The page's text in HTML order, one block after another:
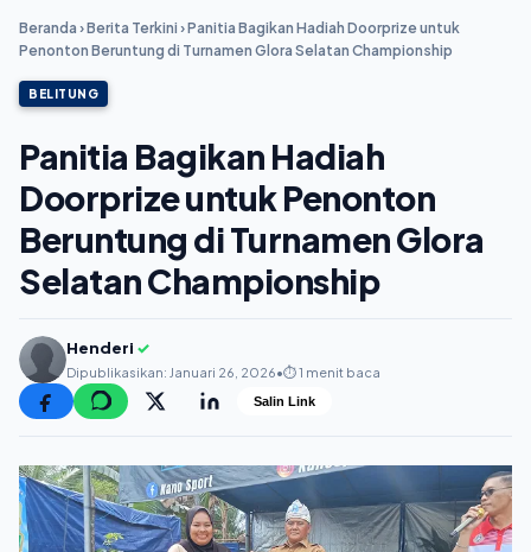
Beranda ›Berita Terkini ›Panitia Bagikan Hadiah Doorprize untuk
Penonton Beruntung di Turnamen Glora Selatan Championship
BELITUNG
Panitia Bagikan Hadiah
Doorprize untuk Penonton
Beruntung di Turnamen Glora
Selatan Championship
Henderi ✓
Dipublikasikan: Januari 26, 2026•⏱️ 1 menit baca
Salin Link